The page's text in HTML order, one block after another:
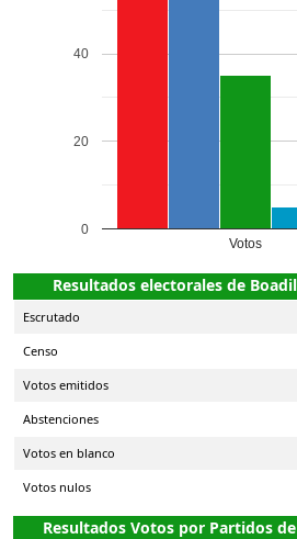
Votos
0
20
40
Resultados electorales de
Escrutado
Censo
Votos emitidos
Abstenciones
Votos en blanco
Votos nulos
Resultados Votos por Partidos